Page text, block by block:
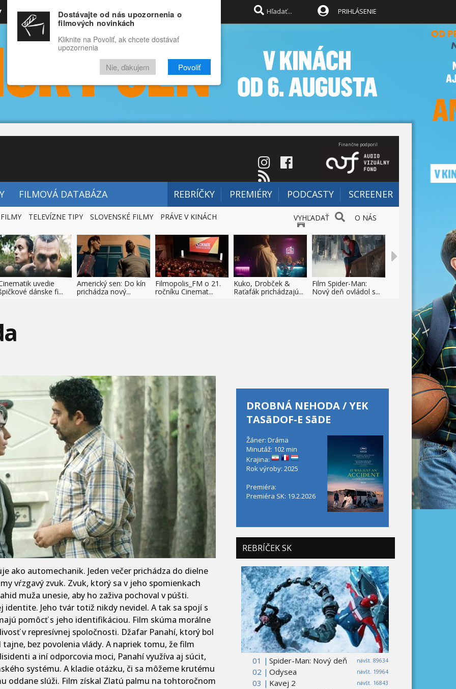
Rozprávky Funny Docu
RECENZIE VIDEÁ FILMY
PRIHLÁSENIE
Finančne podporil
FILMOVÁ DATABÁZA REBRÍČKY PREMIÉRY PODCASTY SCREENER
VYHĽADAŤ O NÁS
TELEVÍZNE TIPY SLOVENSKÉ FILMY PRÁVE V KINÁCH
uvedie
dánske fi...
Americký sen: Do kín
prichádza nový...
Filmopolis_FM o 21.
ročníku Cinemat...
Kuko, Drobček &
Raťafák prichádzajú...
Film Spider-Man:
Nový deň ovládol s...
ako automechanik. Jeden večer prichádza do dielne
vŕzgavý zvuk. Zvuk, ktorý sa v jeho spomienkach
muža unesie, aby ho zaživa pochoval v púšti.
identite. Jeho tvár totiž nikdy nevidel. A tak sa spojí s
pomôcť s jeho identifikáciou. Film skúma morálne
v represívnej spoločnosti. Džafar Panahí, ktorý bol
bez povolenia vlády. A napriek tomu, že film
a iní odporcovia moci, Panahí využíva aj súcit,
systému. A kladie otázku, či sa môžeme krutému
oddane slúži. Film získal Zlatú palmu na tohtoročnom
DROBNÁ NEHODA / YEK
TASāDOF-E SāDE
Žáner: Dráma
Minutáž: 102 min
Krajina:
Rok výroby: 2025
Premiéra:
Premiéra SK: 19.2.2026
REBRÍČEK SK
01 | návšt. 89634
Spider-Man: Nový deň
02 |
návšt. 19964
Odysea
03 |
návšt. 16843
Kavej 2
Dostávajte od nás upozornenia o
filmových novinkách
Kliknite na Povoliť, ak chcete dostávať
upozornenia
Nie, ďakujem Povoliť